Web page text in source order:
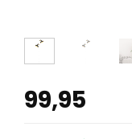
99,95